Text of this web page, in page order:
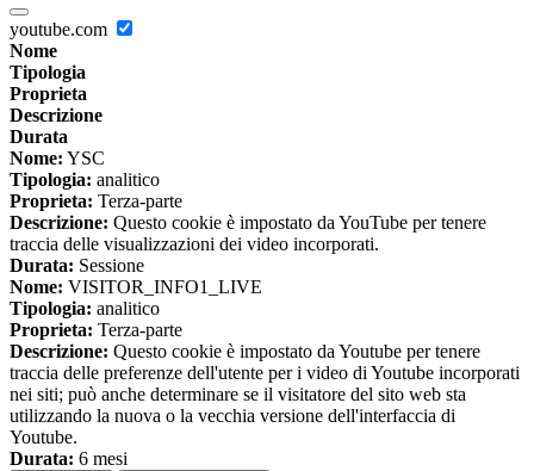
youtube.com
Nome
Tipologia
Proprieta
Descrizione
Durata
Nome: YSC
Tipologia: analitico
Proprieta: Terza-parte
Descrizione: Questo cookie è impostato da YouTube per tenere
traccia delle visualizzazioni dei video incorporati.
Durata: Sessione
Nome: VISITOR_INFO1_LIVE
Tipologia: analitico
Proprieta: Terza-parte
Descrizione: Questo cookie è impostato da Youtube per tenere
traccia delle preferenze dell'utente per i video di Youtube incorporati
nei siti; può anche determinare se il visitatore del sito web sta
utilizzando la nuova o la vecchia versione dell'interfaccia di
Youtube.
Durata: 6 mesi